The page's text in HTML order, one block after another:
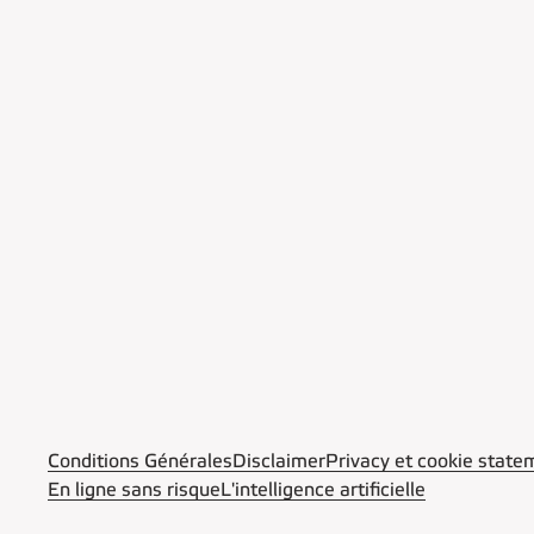
Conditions Générales Disclaimer Privacy et cookie
En ligne sans risque L'intelligence artificielle